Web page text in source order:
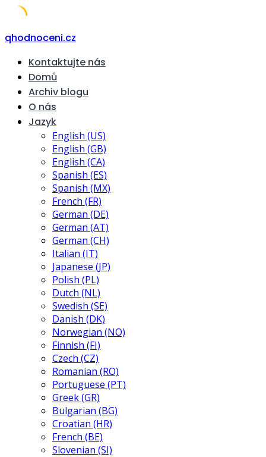
Skip
content
qhodnoceni.cz
Kontaktujte nás
Domů
Archiv blogu
O nás
Jazyk
English (US)
English (GB)
English (CA)
Spanish (ES)
Spanish (MX)
French (FR)
German (DE)
German (AT)
German (CH)
Italian (IT)
Japanese (JP)
Polish (PL)
Dutch (NL)
Swedish (SE)
Danish (DK)
Norwegian (NO)
Finnish (FI)
Czech (CZ)
Romanian (RO)
Portuguese (PT)
Greek (GR)
Bulgarian (BG)
Croatian (HR)
French (BE)
Slovenian (SI)